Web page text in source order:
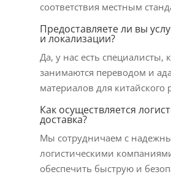
соответствия местным
Предоставляете ли вы
и локализации?
Да, у нас есть специалисты,
занимаются переводом и
материалов для китайского
Как осуществляется
доставка?
Мы сотрудничаем с
логистическими
обеспечить быструю и